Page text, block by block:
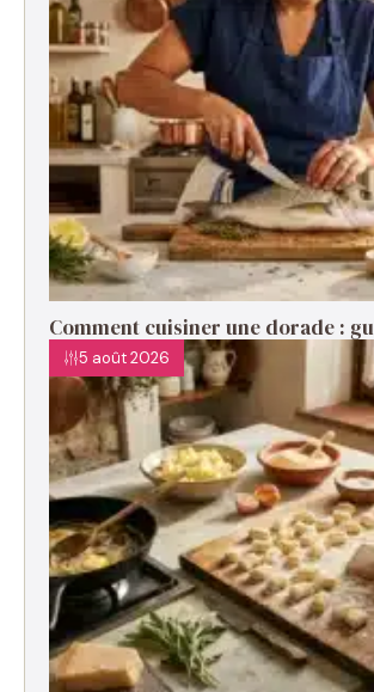
Comment cuisiner une dorade :
5 août 2026